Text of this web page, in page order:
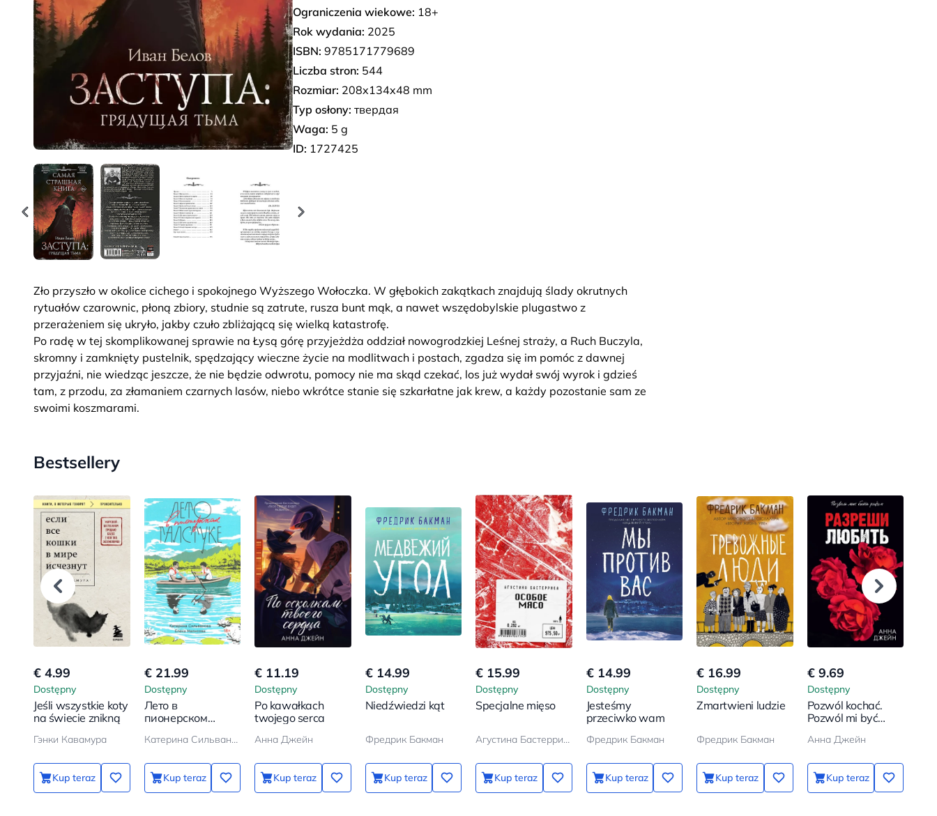
Ograniczenia wiekowe: 18+
Rok wydania: 2025
ISBN: 9785171779689
Liczba stron: 544
Rozmiar: 208x134x48 mm
Typ osłony: твердая
Waga: 5 g
ID: 1727425
Zło przyszło w okolice cichego i spokojnego Wyższego Wołoczka. W głębokich zakątkach znajdują ślady okrutnych
rytuałów czarownic, płoną zbiory, studnie są zatrute, rusza bunt mąk, a nawet wszędobylskie plugastwo z
przerażeniem się ukryło, jakby czuło zbliżającą się wielką katastrofę.
Po radę w tej skomplikowanej sprawie na Łysą górę przyjeżdża oddział nowogrodzkiej Leśnej straży, a Ruch Buczyla,
skromny i zamknięty pustelnik, spędzający wieczne życie na modlitwach i postach, zgadza się im pomóc z dawnej
przyjaźni, nie wiedząc jeszcze, że nie będzie odwrotu, pomocy nie ma skąd czekać, los już wydał swój wyrok i gdzieś
tam, z przodu, za złamaniem czarnych lasów, niebo wkrótce stanie się szkarłatne jak krew, a każdy pozostanie sam ze
swoimi koszmarami.
Bestsellery
€ 4.99
Dostępny
Jeśli wszystkie koty
na świecie znikną
Гэнки Кавамура
Kup teraz
€ 21.99
Dostępny
Лето в
пионерском
Катерина Сильванова, Елена Малисова
Kup teraz
€ 11.19
Dostępny
Po kawałkach
twojego serca
Анна Джейн
Kup teraz
€ 14.99
Dostępny
Niedźwiedzi kąt
Фредрик Бакман
Kup teraz
€ 15.99
Dostępny
Specjalne mięso
Агустина Бастеррика
Kup teraz
€ 14.99
Dostępny
Jesteśmy
przeciwko wam
Фредрик Бакман
Kup teraz
€ 16.99
Dostępny
Zmartwieni ludzie
Фредрик Бакман
Kup teraz
€ 9.69
Dostępny
Pozwól kochać.
Pozwól mi być
Анна Джейн
Kup teraz